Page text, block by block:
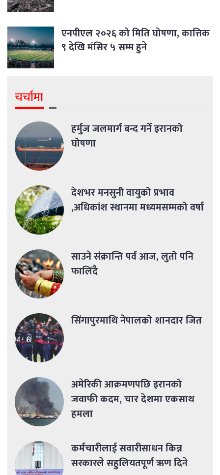
एनपीएल २०२६ को मिति घोषणा, कात्तिक
९ देखि मंसिर ५ सम्म हुने
चर्चामा
हर्मुज जलमार्ग बन्द गर्ने इरानको
घोषणा
देशभर मनसुनी वायुको प्रभाव
,अधिकांश स्थानमा मध्यमसम्मको वर्षा
साउने संक्रान्ति पर्व आज, लुतो पनि
फालिँदै
सिंगापुरमाथि नेपालको शानदार जित
अमेरिकी आक्रमणपछि इरानको
जवाफी कदम, चार देशमा एकसाथ
हमला
कर्मचारीलाई सवारीसाधन किन्न
सरकारले सहुलियतपूर्ण ऋण दिने